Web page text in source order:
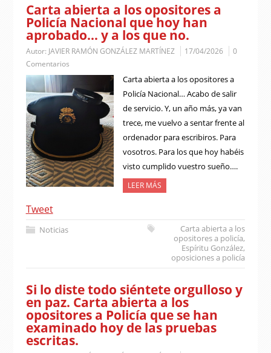
Carta abierta a los opositores a
Policía Nacional que hoy han
aprobado… y a los que no.
Autor: JAVIER RAMÓN GONZÁLEZ MARTÍNEZ 17/04/2026
0
Comentarios
Carta abierta a los opositores a
Policía Nacional… Acabo de salir
de servicio. Y, un año más, ya van
trece, me vuelvo a sentar frente al
ordenador para escribiros. Para
vosotros. Para los que hoy habéis
visto cumplido vuestro sueño….
LEER MÁS
Tweet
Noticias
Carta abierta a los
opositores a policía,
Espíritu González,
oposiciones a policía
Si lo diste todo siéntete orgulloso y
en paz. Carta abierta a los
opositores a Policía que se han
examinado hoy de las pruebas
escritas.